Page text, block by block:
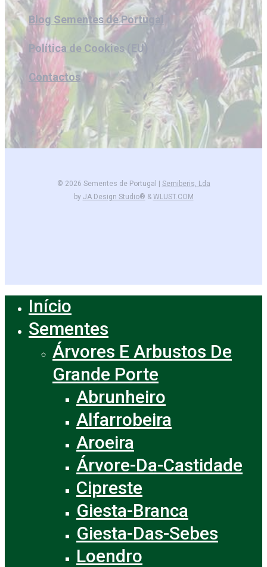
Blog Sementes de Portugal
Política de Cookies (EU)
Contactos
© 2026 Sementes de Portugal | Semiberis, Lda
by JA Design Studio® & WLUST.COM
Menu
Início
Sementes
Árvores E Arbustos De
Grande Porte
Abrunheiro
Alfarrobeira
Aroeira
Árvore-Da-Castidade
Cipreste
Giesta-Branca
Giesta-Das-Sebes
Loendro